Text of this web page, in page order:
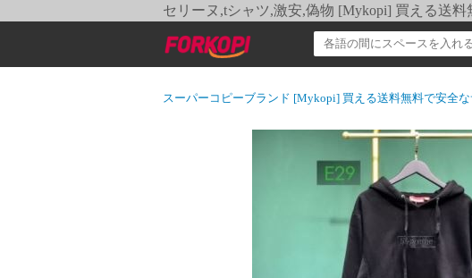
セリーヌ,tシャツ,激安,偽物 [Mykopi] 買える送料
スーパーコピーブランド [Mykopi] 買える送料無料で安全な